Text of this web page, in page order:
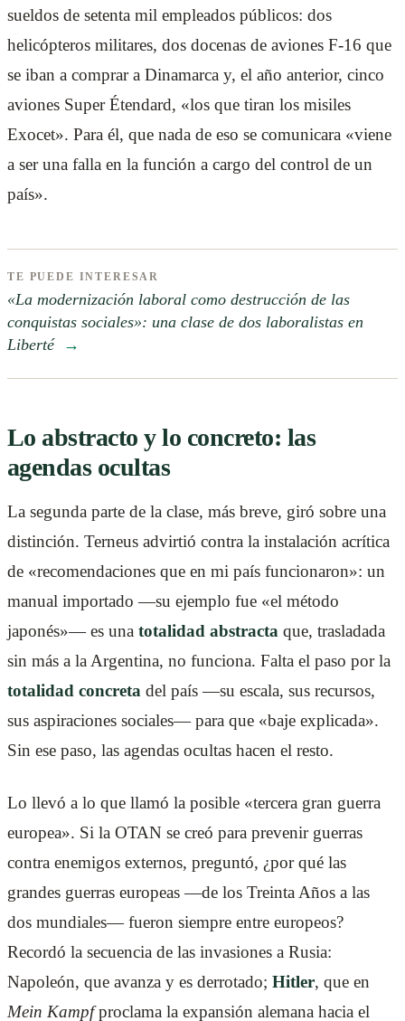
sueldos de setenta mil empleados públicos: dos
helicópteros militares, dos docenas de aviones F-16 que
se iban a comprar a Dinamarca y, el año anterior, cinco
aviones Super Étendard, «los que tiran los misiles
Exocet». Para él, que nada de eso se comunicara «viene
a ser una falla en la función a cargo del control de un
país».
TE PUEDE INTERESAR
«La modernización laboral como destrucción de las
conquistas sociales»: una clase de dos laboralistas en
Liberté →
Lo abstracto y lo concreto: las
agendas ocultas
La segunda parte de la clase, más breve, giró sobre una
distinción. Terneus advirtió contra la instalación acrítica
de «recomendaciones que en mi país funcionaron»: un
manual importado —su ejemplo fue «el método
japonés»— es una totalidad abstracta que, trasladada
sin más a la Argentina, no funciona. Falta el paso por la
totalidad concreta del país —su escala, sus recursos,
sus aspiraciones sociales— para que «baje explicada».
Sin ese paso, las agendas ocultas hacen el resto.
Lo llevó a lo que llamó la posible «tercera gran guerra
europea». Si la OTAN se creó para prevenir guerras
contra enemigos externos, preguntó, ¿por qué las
grandes guerras europeas —de los Treinta Años a las
dos mundiales— fueron siempre entre europeos?
Recordó la secuencia de las invasiones a Rusia:
Napoleón, que avanza y es derrotado; Hitler, que en
Mein Kampfproclama la expansión alemana hacia el